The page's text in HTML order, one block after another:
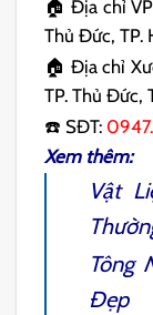
🏠 Địa chỉ
Thủ Đức, TP.
🏠 Địa chỉ
TP. Thủ Đức,
☎️ SĐT:
Xem thêm:
Vật
Tông
Đẹp